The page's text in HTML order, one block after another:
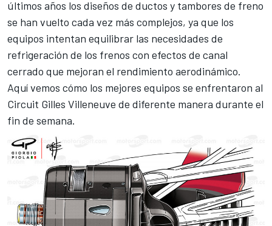
últimos años los diseños de ductos y tambores de freno
se han vuelto cada vez más complejos, ya que los
equipos intentan equilibrar las necesidades de
refrigeración de los frenos con efectos de canal
cerrado que mejoran el rendimiento aerodinámico.
Aquí vemos cómo los mejores equipos se enfrentaron al
Circuit Gilles Villeneuve de diferente manera durante el
fin de semana.